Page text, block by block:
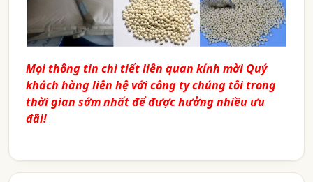
Mọi thông tin chi tiết liên quan kính mời Quý
khách hàng liên hệ với công ty chúng tôi trong
thời gian sớm nhất để được hưởng nhiều ưu
đãi!